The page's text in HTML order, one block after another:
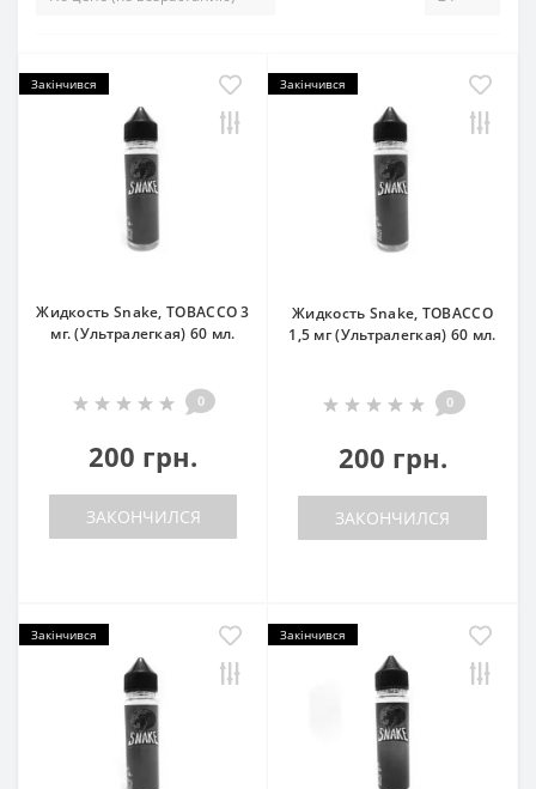
Закінчився
Жидкость Snake, TOBACCO 3
мг. (Ультралегкая) 60 мл.
0
200 грн.
ЗАКОНЧИЛСЯ
Закінчився
Жидкость Snake, TOBACCO
1,5 мг (Ультралегкая) 60 мл.
0
200 грн.
ЗАКОНЧИЛСЯ
Закінчився Закінчився